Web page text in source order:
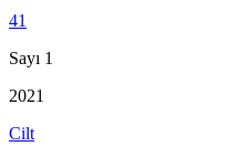
41
Sayı 1
2021
Cilt